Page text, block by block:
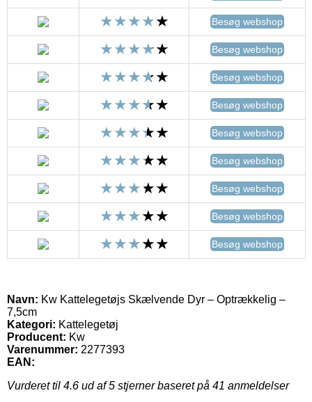
Besøg webshop
Besøg webshop
Besøg webshop
Besøg webshop
Besøg webshop
Besøg webshop
Besøg webshop
Besøg webshop
Besøg webshop
Navn: Kw Kattelegetøjs Skælvende Dyr – Optrækkelig –
7,5cm
Kategori: Kattelegetøj
Producent: Kw
Varenummer: 2277393
EAN:
Vurderet til 4.6 ud af 5 stjerner baseret på 41 anmeldelser